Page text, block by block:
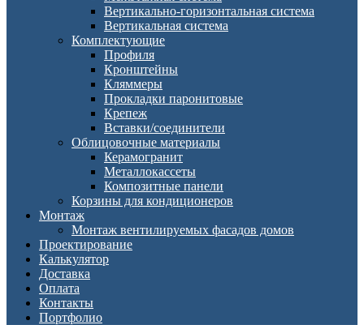
Вертикально-горизонтальная система
Вертикальная система
Комплектующие
Профиля
Кронштейны
Кляммеры
Прокладки паронитовые
Крепеж
Вставки/соединители
Облицовочные материалы
Керамогранит
Металлокассеты
Композитные панели
Корзины для кондиционеров
Монтаж
Монтаж вентилируемых фасадов домов
Проектирование
Калькулятор
Доставка
Оплата
Контакты
Портфолио